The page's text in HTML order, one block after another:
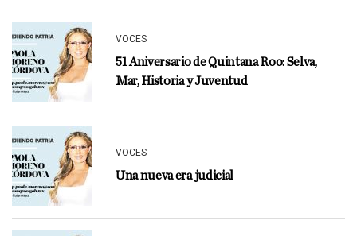
VOCES
51 Aniversario de Quintana Roo: Selva,
Mar, Historia y Juventud
VOCES
Una nueva era judicial